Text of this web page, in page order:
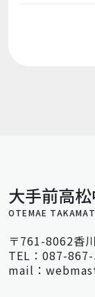
大手前高
OTEMAE
〒761-8062香
TEL：087-
mail：